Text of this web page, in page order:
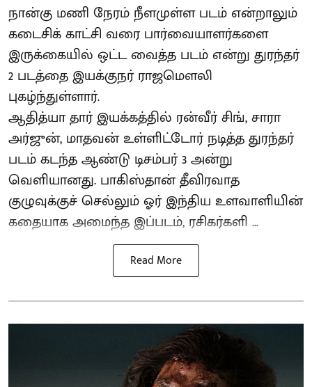
நான்கு மணி நேரம் நீளமுள்ள படம் என்றாலும்
கடைசிக் காட்சி வரை பார்வையாளர்களை
இருக்கையில் ஒட்ட வைத்த படம் என்று துரந்தர்
2 படத்தை இயக்குநர் ராஜமௌலி
புகழ்ந்துள்ளார்.
ஆதித்யா தார் இயக்கத்தில் ரன்வீர் சிங், சாரா
அர்ஜுன், மாதவன் உள்ளிட்டோர் நடித்த துரந்தர்
படம் கடந்த ஆண்டு டிசம்பர் 3 அன்று
வெளியானது. பாகிஸ்தான் தீவிரவாத
குழுவுக்குச் செல்லும் ஓர் இந்திய உளவாளியின்
கதையாக அமைந்த இப்படம், ரசிகர்களி ...
Read More